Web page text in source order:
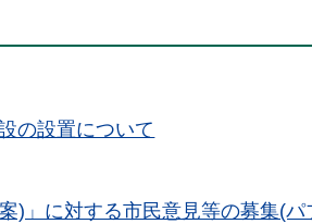
の設置について
)」に対する市民意見等の募集(